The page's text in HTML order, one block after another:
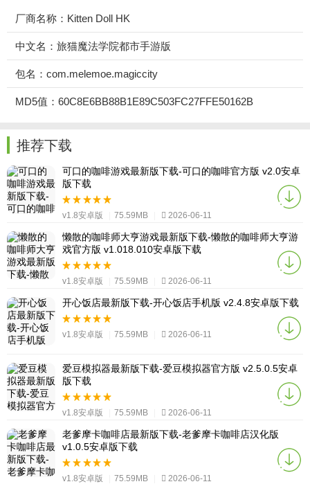
厂商名称：Kitten Doll HK
中文名：旅猫魔法学院都市手游版
包名：com.melemoe.magiccity
MD5值：60C8E6BB88B1E89C503FC27FFE50162B
推荐下载
可口的咖啡游戏最新版下载-可口的咖啡官方版 v2.0安卓
版下载
v1.8安卓版 75.59MB 2026-06-11
懒散的咖啡师大亨游戏最新版下载-懒散的咖啡师大亨游
戏官方版 v1.018.010安卓版下载
v1.8安卓版 75.59MB 2026-06-11
开心饭店最新版下载-开心饭店手机版 v2.4.8安卓版下载
v1.8安卓版 75.59MB 2026-06-11
爱豆模拟器最新版下载-爱豆模拟器官方版 v2.5.0.5安卓
版下载
v1.8安卓版 75.59MB 2026-06-11
老爹摩卡咖啡店最新版下载-老爹摩卡咖啡店汉化版
v1.0.5安卓版下载
v1.8安卓版 75.59MB 2026-06-11